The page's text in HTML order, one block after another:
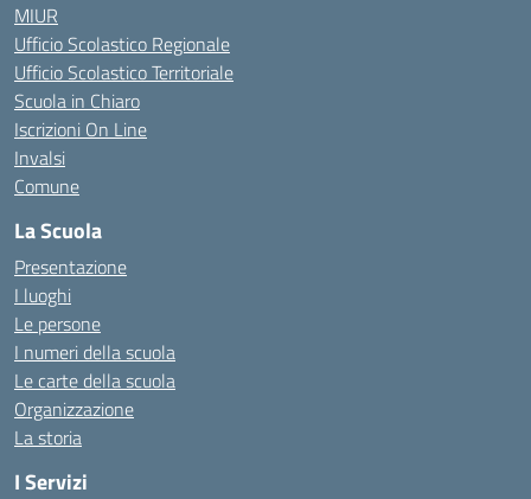
MIUR
Ufficio Scolastico Regionale
Ufficio Scolastico Territoriale
Scuola in Chiaro
Iscrizioni On Line
Invalsi
Comune
La Scuola
Presentazione
I luoghi
Le persone
I numeri della scuola
Le carte della scuola
Organizzazione
La storia
I Servizi